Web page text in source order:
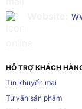
HỖ TRỢ KHÁCH
Tin khuyến mại
Tư vấn sản phẩm